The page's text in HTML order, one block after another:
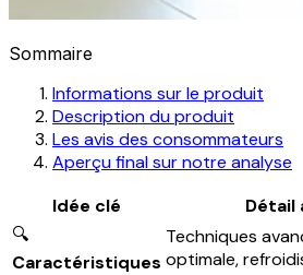
Sommaire
Informations sur le produit
Description du produit
Les avis des consommateurs
Aperçu final sur notre analyse
Idée clé
Détail
🔍
Caractéristiques
Techniques
optimale,